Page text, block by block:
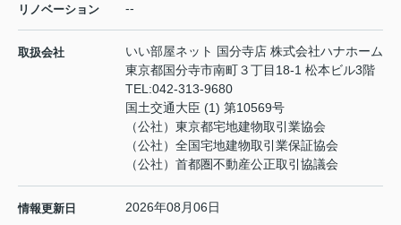
リノベーション --
取扱会社
いい部屋ネット 国分寺店 株式会社ハナホーム
東京都国分寺市南町３丁目18-1 松本ビル3階
TEL:042-313-9680
国土交通大臣 (1) 第10569号
（公社）東京都宅地建物取引業協会
（公社）全国宅地建物取引業保証協会
（公社）首都圏不動産公正取引協議会
情報更新日 2026年08月06日